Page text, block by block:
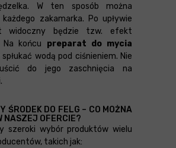
W ten sposób można
zakamarka. Po upływie
widoczny będzie tzw. efekt
Na końcu preparat do mycia
spłukać wodą pod ciśnieniem. Nie
do jego zaschnięcia na
ŚRODEK DO FELG – CO MOŻNA
NASZEJ OFERCIE?
szeroki wybór produktów wielu
takich jak: